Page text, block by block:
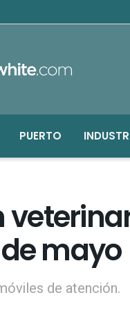
PUERTO
de mayo
de atención.